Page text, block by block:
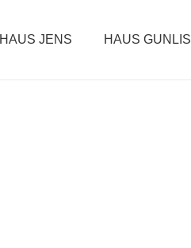
HAUS JENS HAUS GUNLIS